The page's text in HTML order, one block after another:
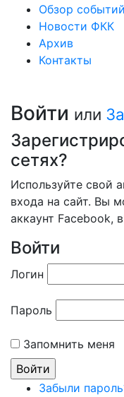
Обзор событий
Новости ФКК
Архив
Контакты
Войти или
сетях?
Используйте свой
входа на сайт. Вы
аккаунт Facebook,
Войти
Логин
Пароль
Запомнить меня
Забыли